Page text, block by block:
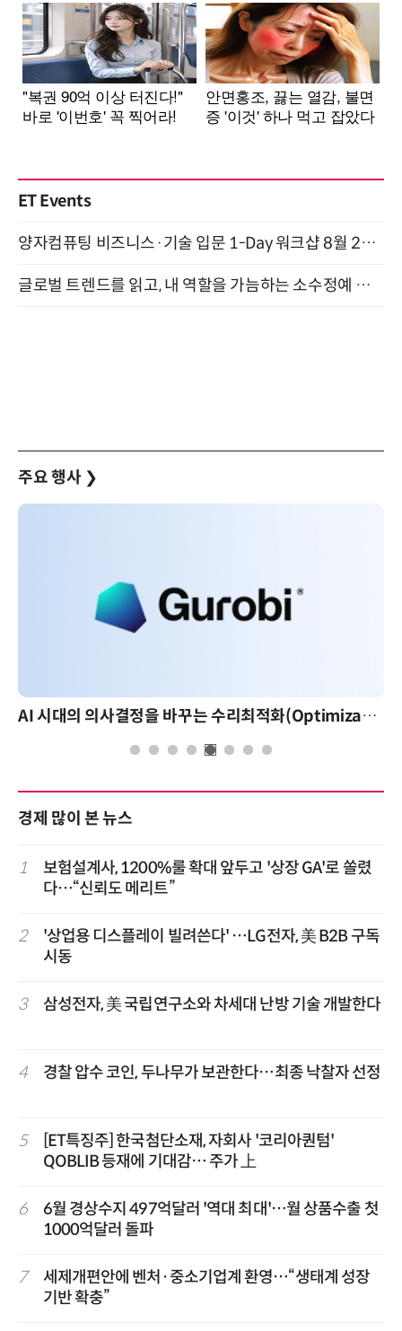
ET Events
양자컴퓨팅 비즈니스·기술 입문 1-Day 워크샵 8월 28일 개최
글로벌 트렌드를 읽고, 내 역할을 가늠하는 소수정예 실습 워크숍 (8/28)
주요 행사 ❯
AI 시대의 의사결정을 바꾸는 수리최적화(Optimization): 실제 산업 적용 사례와 활용 전략
경제 많이 본 뉴스
1
보험설계사, 1200%룰 확대 앞두고 '상장 GA'로 쏠렸
다…“신뢰도 메리트”
2
'상업용 디스플레이 빌려쓴다' …LG전자, 美 B2B 구독
시동
3 삼성전자, 美 국립연구소와 차세대 난방 기술 개발한다
4 경찰 압수 코인, 두나무가 보관한다…최종 낙찰자 선정
5
[ET특징주] 한국첨단소재, 자회사 '코리아퀀텀'
QOBLIB 등재에 기대감… 주가 上
6
6월 경상수지 497억달러 '역대 최대'…월 상품수출 첫
1000억달러 돌파
7
세제개편안에 벤처·중소기업계 환영…“생태계 성장
기반 확충”